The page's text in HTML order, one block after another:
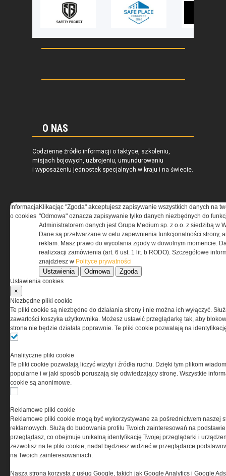
O NAS
Codzienne źródło informacji o taktyce, szkoleniu,
misjach bojowych, uzbrojeniu, umundurowaniu
i wyposażeniu jednostek specjalnych w kraju i na świecie.
REGULAMIN
Regulamin określa zasady korzystania z portalu
www.special-ops.pl
Korzystanie z portalu jest równoznaczne
przez Grupa MEDIUM Spółka z ograniczoną
odpowiedzialnością Spółka komandytowa, nr KRS:
0000537655, NIP 1132860378, REGON 146393437
(zwana dalej Grupa MEDIUM) w postaci Regulaminu.
Ta witryna wykorzystuje pliki cookies do przechowywania
informacji na Twoim komputerze. Pliki cookies stosujemy
w celu świadczenia usług na najwyższym poziomie,
w tym w sposób dostosowany do indywidualnych potrzeb.
cookies oznacza, że będą one zamieszczane w Twoim
Informacja
o cookies
Klikacjąc "Zgoda" akceptujesz zapisywanie wszystkich danych na
"Odmowa" oznacza zapisywanie tylko danych niezbędnych do
Administratorem danych jest Grupa Medium sp. z o.o. z siedzibą w
Dane są przetwarzane w celu zapewnienia funkcjonalności strony,
reklam. Masz prawo do wycofania zgody w dowolnym momencie.
realizxacji zamówienia (art. 6 ust. 1 lit. b RODO). Szczegółowe
znajdziesz w Polityce prywatności
Ustawienia Odmowa Zgoda
Ustawienia cookies
×
Niezbędne pliki cookie
Te pliki cookie są niezbędne do działania strony i nie można ich wyłączyć.
zawartości koszyka użytkownika. Możesz ustawić przeglądarkę tak, aby
strona nie będzie działała poprawnie. Te pliki cookie pozwalają na
Analityczne pliki cookie
Te pliki cookie pozwalają liczyć wizyty i źródła ruchu. Dzięki tym plikom
popularne i w jaki sposób poruszają się odwiedzający stronę. Wszystkie
cookie są anonimowe.
Reklamowe pliki cookie
Reklamowe pliki cookie mogą być wykorzystywane za pośrednictwem naszej
reklamowych. Służą do budowania profilu Twoich zainteresowań na
przeglądasz, co obejmuje unikalną identyfikację Twojej przeglądarki i
zezwolisz na te pliki cookie, nadal będziesz widzieć w przeglądarce
na Twoich zainteresowaniach.
Nasza strona korzysta z usług Google, takich jak Google Analytics i Google